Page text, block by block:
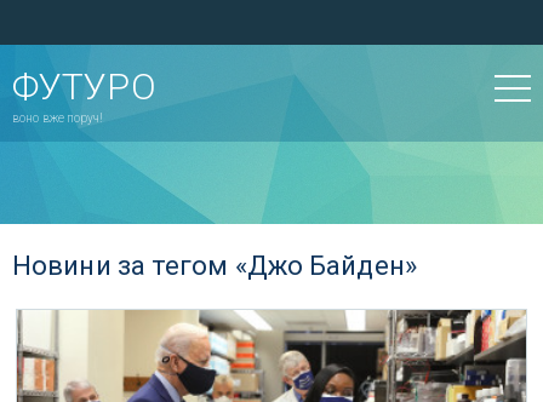
ФУТУРО
воно вже поруч!
Новини за тегом «Джо Байден»